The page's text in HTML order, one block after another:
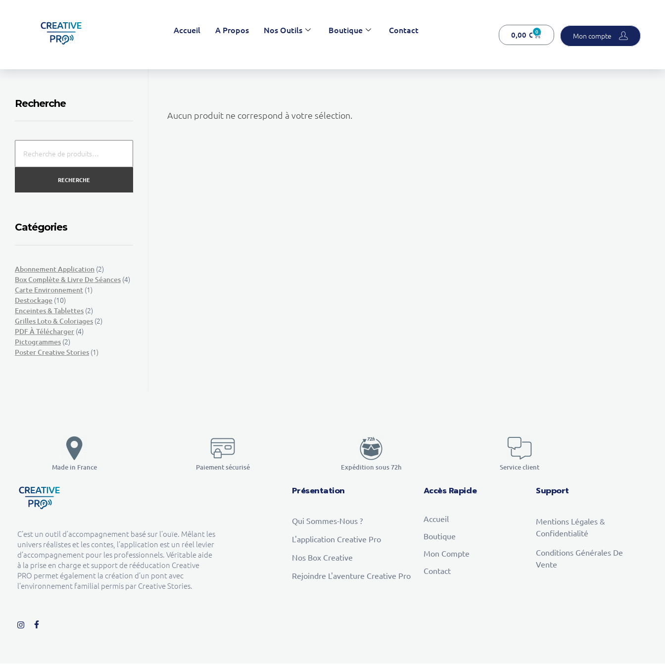
Accueil A Propos Nos Outils Boutique Contact 0,00 € 0 Mon compte
Aucun produit ne correspond à votre sélection.
Recherche
RECHERCHE
Catégories
Abonnement Application (2)
Box Complète & Livre De Séances (4)
Carte Environnement (1)
Destockage (10)
Enceintes & Tablettes (2)
Grilles Loto & Coloriages (2)
PDF À Télécharger (4)
Pictogrammes (2)
Poster Creative Stories (1)
Made in France Paiement sécurisé Expédition sous 72h Service client
C’est un outil d’accompagnement basé sur l’ouïe. Mêlant les
univers réalistes et les contes, l’application est un réel levier
d’accompagnement pour les professionnels. Véritable aide
à la prise en charge et support de rééducation Creative
PRO permet également la création d’un pont avec
l’environnement familial permis par Creative Stories.
Présentation
Qui Sommes-Nous ?
L'application Creative Pro
Nos Box Creative
Rejoindre L'aventure Creative Pro
Accès Rapide
Accueil
Boutique
Mon Compte
Contact
Support
Mentions Légales &
Confidentialité
Conditions Générales De
Vente